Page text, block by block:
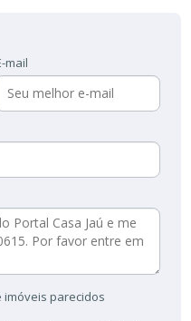
mail
imóveis parecidos